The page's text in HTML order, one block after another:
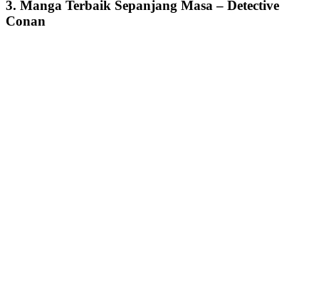
3. Manga Terbaik Sepanjang Masa – Detective
Conan